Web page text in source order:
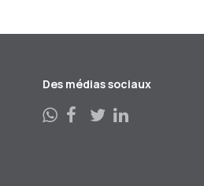
Des médias sociaux